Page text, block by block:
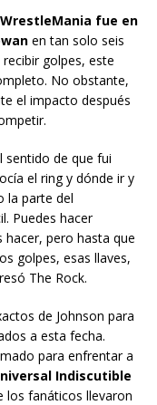
WrestleMania fue en
en tan solo seis
golpes, este
No obstante,
el impacto después
sentido de que fui
el ring y dónde ir y
la parte del
Puedes hacer
pero hasta que
golpes, esas llaves,
The Rock.
de Johnson para
a esta fecha.
para enfrentar a
Indiscutible
los fanáticos llevaron